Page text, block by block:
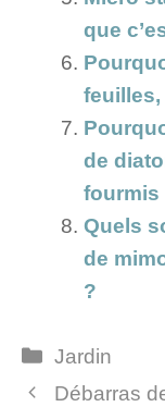
que
feuilles,
de
fourmis
Quels
de
?
Catégories
Jardin
Débarras